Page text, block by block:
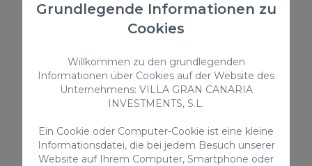
Canaria, ist ein fantastisches Anwesen, komplett
renoviert mit privatem Pool und Platz für bis zu 6
Personen.
6 3 3
Privater Pool
Grundlegende Informationen zu
Cookies
Willkommen zu den grundlegenden
Informationen über Cookies auf der Website des
Unternehmens: VILLA GRAN CANARIA
INVESTMENTS, S.L.
Ein Cookie oder Computer-Cookie ist eine kleine
Informationsdatei, die bei jedem Besuch unserer
Website auf Ihrem Computer, Smartphone oder